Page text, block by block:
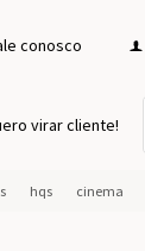
conosco f
virar cliente!
hqs cinema